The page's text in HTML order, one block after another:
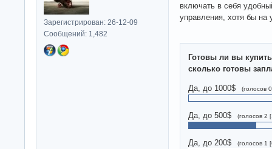
Зарегистрирован: 26-12-09
Сообщений: 1,482
включать в себя
управления, хотя бы на
Готовы ли вы
сколько готовы
Да, до 1000$ (голосов
Да, до 500$ (голосов 2
Да, до 200$ (голосов 1